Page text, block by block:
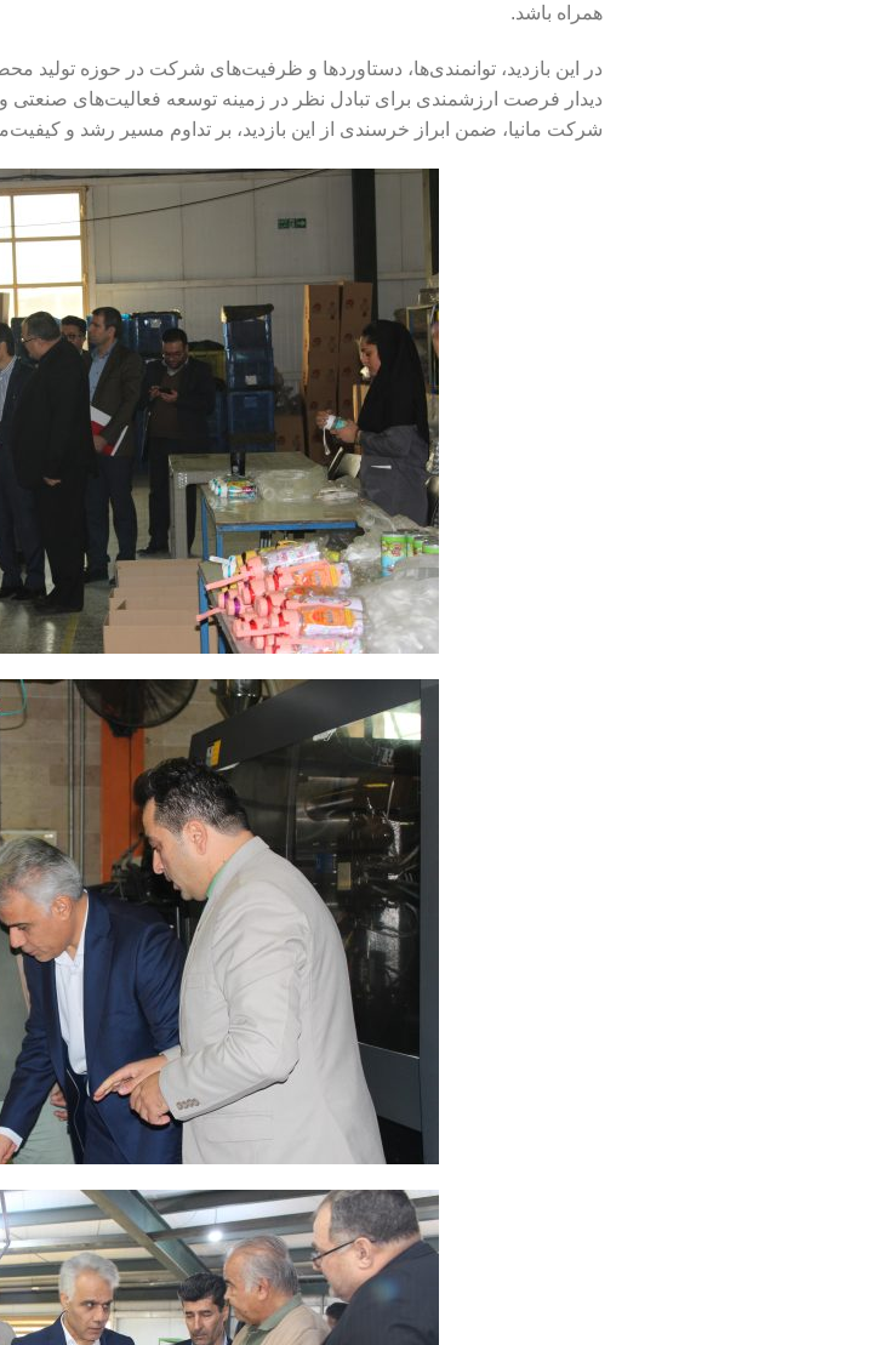
همراه باشد.
در این بازدید، توانمندی‌ها، دستاوردها و ظرفیت‌های شرکت در حوزه تولید
دیدار فرصت ارزشمندی برای تبادل نظر در زمینه توسعه فعالیت‌های
شرکت مانیا، ضمن ابراز خرسندی از این بازدید، بر تداوم مسیر رشد و